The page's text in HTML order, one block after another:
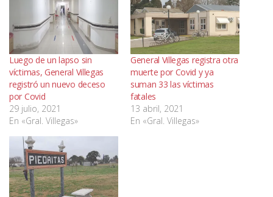
Luego de un lapso sin
víctimas, General Villegas
registró un nuevo deceso
por Covid
29 julio, 2021
En «Gral. Villegas»
General Villegas registra otra
muerte por Covid y ya
suman 33 las víctimas
fatales
13 abril, 2021
En «Gral. Villegas»